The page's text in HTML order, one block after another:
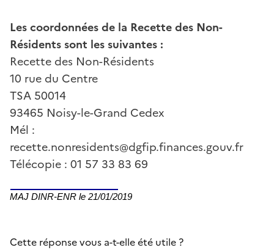
Les coordonnées de la Recette des Non-
Résidents sont les suivantes :
Recette des Non-Résidents
10 rue du Centre
TSA 50014
93465 Noisy-le-Grand Cedex
Mél :
recette.nonresidents@dgfip.finances.gouv.fr
Télécopie : 01 57 33 83 69
MAJ DINR-ENR le 21/01/2019
Cette réponse vous a-t-elle été utile ?